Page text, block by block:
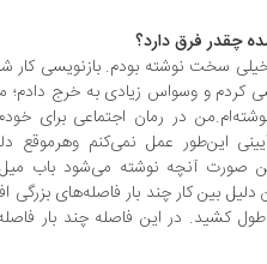
چقدر فرق دارد؟
خیلی سخت نوشته بودم. بازنویسی
کردم و وسواس زیادی به خرج دادم؛
در رمان اجتماعی برای
این‌طور عمل نمی‌کنم وهرموقع
صورت آنچه نوشته می‌شود باب
بین کار چند بار فاصله‌های بزرگی
کشید. در این فاصله چند بار